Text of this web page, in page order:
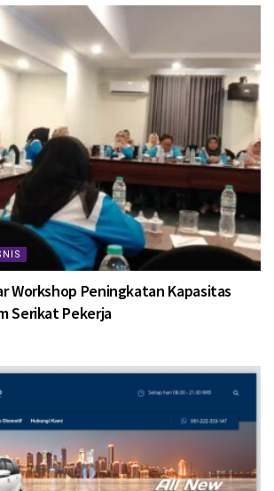
Workshop Peningkatan Kapasitas
Serikat Pekerja